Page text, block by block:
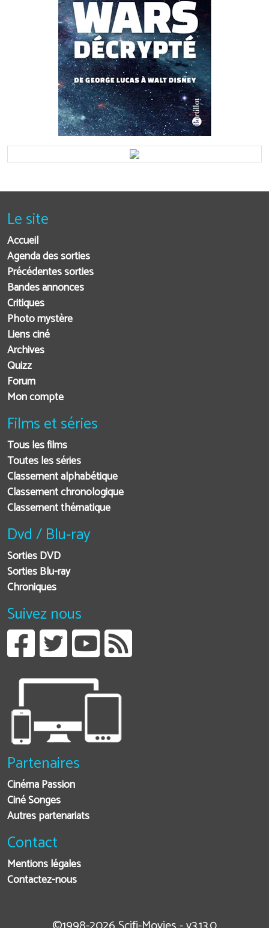
Le site
Accueil
Agenda des sorties
Précédentes sorties
Bandes annonces
Critiques
Photo mystère
Liens ciné
Archives
Quizz
Forum
Mon compte
Films et séries
Tous les films
Toutes les séries
Classement alphabétique
Classement chronologique
Classement thématique
Dvd / Blu-ray
Sorties DVD
Sorties Blu-ray
Chroniques
Suivez nous
Partenaires
Cinéma Passion
Ciné Songes
Autres partenariats
Contact
Mentions légales
Contactez-nous